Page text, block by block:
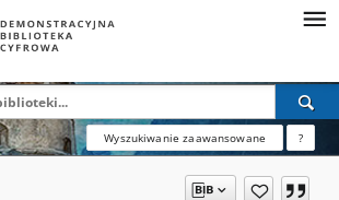
Wyszukiwanie zaawansowane ?